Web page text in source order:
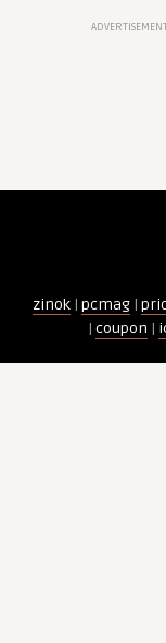
zinok | pcmag |
| coupon |